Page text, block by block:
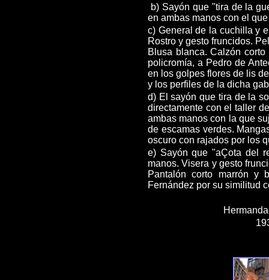
b) Sayón que "tira de la
en ambas manos con el
c) General de la cuchilla y
Rostro y gesto fruncidos.
Blusa blanca. Calzón
policromía, a Pedro de
en los golpes flores de lis
y los perfiles de la dicha
d) El sayón que tira de la
directamente con el taller
ambas manos con la que
de escamas verdes.
oscuro con rajados por los
e) Sayón que "aÇota del
manos. Visera y gesto
Pantalón corto marrón y
Fernández por su similitud